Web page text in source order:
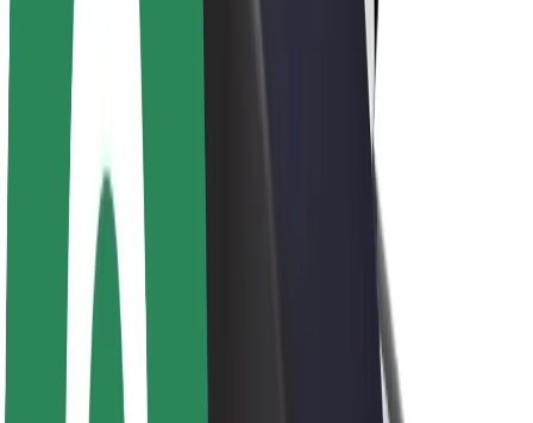
Sala de imprensa
Diretrizes da marca
Missão
Liderança
Marca
Imprensa
Fundo Urbano
Segurança
Segurança dos passageiros